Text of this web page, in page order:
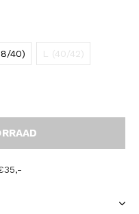
40) L (40/42)